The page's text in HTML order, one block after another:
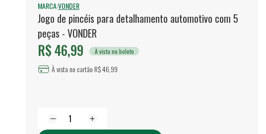
MARCA:VONDER
Jogo de pincéis para detalhamento automotivo com 5
peças - VONDER
R$ 46,99 À vista no boleto
À vista no cartão R$ 46,99